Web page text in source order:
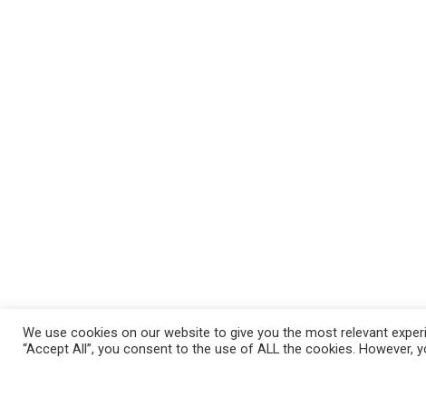
We use cookies on our website to give you the most relevant
“Accept All”, you consent to the use of ALL the cookies.